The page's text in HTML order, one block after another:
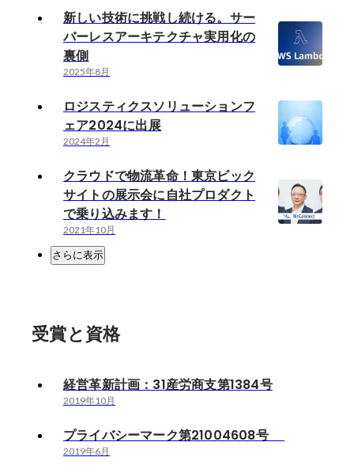
新しい技術に挑戦し続ける。サー
バーレスアーキテクチャ実用化の
裏側
2025年8月
ロジスティクスソリューションフ
ェア2024に出展
2024年2月
クラウドで物流革命！東京ビック
サイトの展示会に自社プロダクト
で乗り込みます！
2021年10月
さらに表示
受賞と資格
経営革新計画：31産労商支第1384号
2019年10月
プライバシーマーク第21004608号
2019年6月